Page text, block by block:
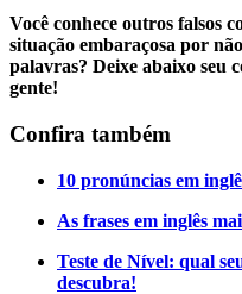
Você conhece outros falsos
situação embaraçosa por
palavras? Deixe abaixo seu
gente!
Confira também
10 pronúncias em
As frases em inglês
Teste de Nível: qual
descubra!